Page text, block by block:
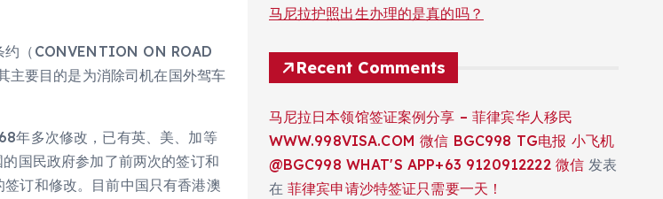
约（CONVENTION ON ROAD
主要目的是为消除司机在国外驾车
年多次修改，已有英、美、加等
国民政府参加了前两次的签订和
订和修改。目前中国只有香港澳
马尼拉护照出生办理的是真的吗？
Recent Comments
马尼拉日本领馆签证案例分享 – 菲律宾华人移民
WWW.998VISA.COM 微信 BGC998 TG电报 小飞机
@BGC998 WHAT'S APP+63 9120912222 微信 发表
在 菲律宾申请沙特签证只需要一天！